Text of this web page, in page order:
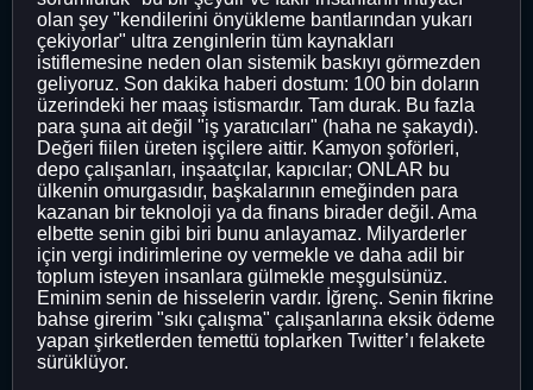
olan şey "kendilerini önyükleme bantlarından yukarı
çekiyorlar" ultra zenginlerin tüm kaynakları
istiflemesine neden olan sistemik baskıyı görmezden
geliyoruz. Son dakika haberi dostum: 100 bin doların
üzerindeki her maaş istismardır. Tam durak. Bu fazla
para şuna ait değil "iş yaratıcıları" (haha ne şakaydı).
Değeri fiilen üreten işçilere aittir. Kamyon şoförleri,
depo çalışanları, inşaatçılar, kapıcılar; ONLAR bu
ülkenin omurgasıdır, başkalarının emeğinden para
kazanan bir teknoloji ya da finans birader değil. Ama
elbette senin gibi biri bunu anlayamaz. Milyarderler
için vergi indirimlerine oy vermekle ve daha adil bir
toplum isteyen insanlara gülmekle meşgulsünüz.
Eminim senin de hisselerin vardır. İğrenç. Senin fikrine
bahse girerim "sıkı çalışma" çalışanlarına eksik ödeme
yapan şirketlerden temettü toplarken Twitter’ı felakete
sürüklüyor.